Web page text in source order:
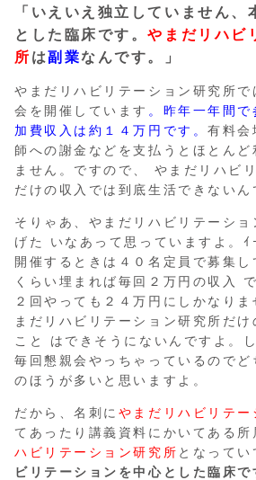
「いえいえ独立していません、
とした臨床です。やまだリハビ
所 は副業なんです。」
やまだリハビリテーション研究所で
会を開催しています 。昨年一年間
加費収入は約１４万円です。有料会
師への謝金などを支払うとほとんど
ません。ですので、 やまだリハビ
だけの収入では到底生活できないん
そりゃあ、やまだリハビリテーショ
げた いなあって思っていますよ。
開催するときは４０名定員で募集し
くらい埋まれば毎回２万円の収入
２回やっても２４万円にしかなり
まだリハビリテーション研究所だけ
こと はできそうにないんですよ。
毎回懇親会やっちゃっているのでど
のほうが多いと思いますよ。
だから、名刺に やまだリハビリテー
てあったり講義資料にかいてある所
ハビリテーション研究所 となってい
ビリテーションを中心とした臨床で